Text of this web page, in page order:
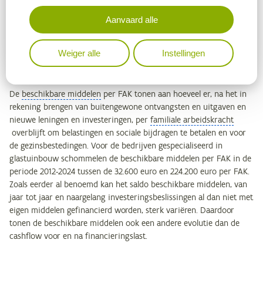
per FAK van minimaal 41.000 euro in 2013 tot maximaal 281.200
euro per FAK in 2023. Bij de glastuinbouw – waar de aflossing van
leningen groter is dan bij andere sectoren – zien we, in absolute
termen, de grootste verschillen in cashflow voor en na
financieringslast per FAK.
De beschikbare middelen per FAK tonen aan hoeveel er, na het in
rekening brengen van buitengewone ontvangsten en uitgaven en
nieuwe leningen en investeringen, per familiale arbeidskracht
overblijft om belastingen en sociale bijdragen te betalen en voor
de gezinsbestedingen. Voor de bedrijven gespecialiseerd in
glastuinbouw schommelen de beschikbare middelen per FAK in de
periode 2012-2024 tussen de 32.600 euro en 224.200 euro per FAK.
Zoals eerder al benoemd kan het saldo beschikbare middelen, van
jaar tot jaar en naargelang investeringsbeslissingen al dan niet met
eigen middelen gefinancierd worden, sterk variëren. Daardoor
tonen de beschikbare middelen ook een andere evolutie dan de
cashflow voor en na financieringslast.
Aanvaard alle
Weiger alle Instellingen